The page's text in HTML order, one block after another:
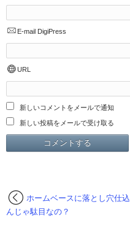
E-mail DigiPress
URL
新しいコメントをメールで通知
新しい投稿をメールで受け取る
ホームベースに落とし穴仕込
んじゃ駄目なの？